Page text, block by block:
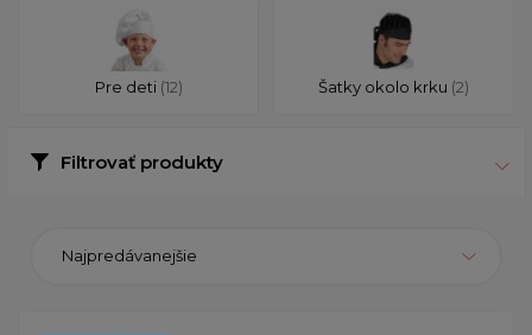
Pre deti (12) Šatky okolo krku (2)
Filtrovať produkty
Najpredávanejšie